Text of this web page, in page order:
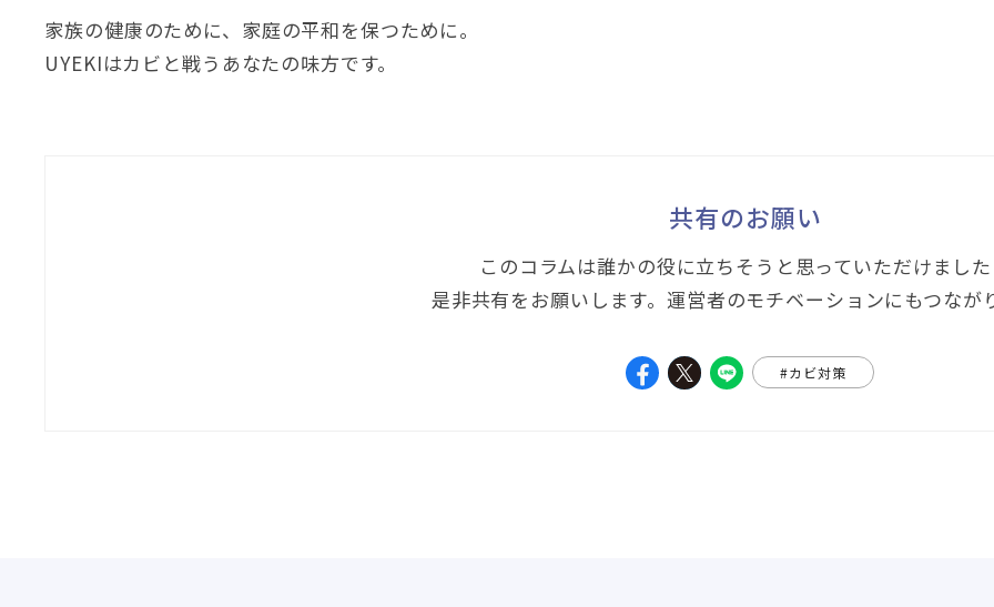
家族の健康のために、家庭の平和を保つために。
UYEKIはカビと戦うあなたの味方です。
共有のお願い
このコラムは誰かの役に立ちそうと思っていただけました
是非共有をお願いします。運営者のモチベーションにもつなが
#カビ対策